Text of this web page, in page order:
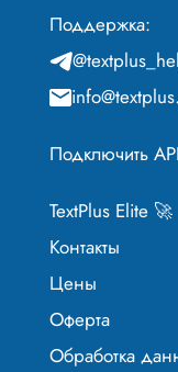
Поддержка:
Подключить
TextPlus Elite 🚀
Контакты
Цены
Оферта
Обработка